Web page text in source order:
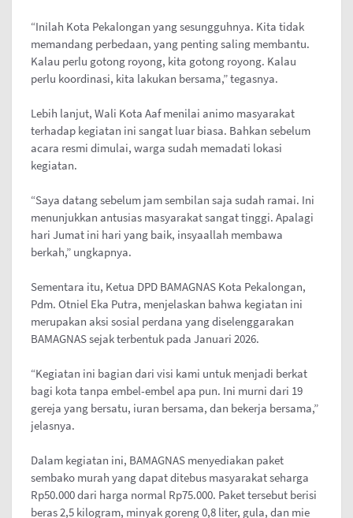
“Inilah Kota Pekalongan yang sesungguhnya. Kita tidak
memandang perbedaan, yang penting saling membantu.
Kalau perlu gotong royong, kita gotong royong. Kalau
perlu koordinasi, kita lakukan bersama,” tegasnya.
Lebih lanjut, Wali Kota Aaf menilai animo masyarakat
terhadap kegiatan ini sangat luar biasa. Bahkan sebelum
acara resmi dimulai, warga sudah memadati lokasi
kegiatan.
“Saya datang sebelum jam sembilan saja sudah ramai. Ini
menunjukkan antusias masyarakat sangat tinggi. Apalagi
hari Jumat ini hari yang baik, insyaallah membawa
berkah,” ungkapnya.
Sementara itu, Ketua DPD BAMAGNAS Kota Pekalongan,
Pdm. Otniel Eka Putra, menjelaskan bahwa kegiatan ini
merupakan aksi sosial perdana yang diselenggarakan
BAMAGNAS sejak terbentuk pada Januari 2026.
“Kegiatan ini bagian dari visi kami untuk menjadi berkat
bagi kota tanpa embel-embel apa pun. Ini murni dari 19
gereja yang bersatu, iuran bersama, dan bekerja bersama,”
jelasnya.
Dalam kegiatan ini, BAMAGNAS menyediakan paket
sembako murah yang dapat ditebus masyarakat seharga
Rp50.000 dari harga normal Rp75.000. Paket tersebut berisi
beras 2,5 kilogram, minyak goreng 0,8 liter, gula, dan mie